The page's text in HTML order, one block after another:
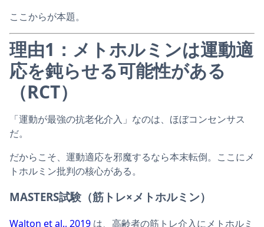
ここからが本題。
理由1：メトホルミンは運動適
応を鈍らせる可能性がある
（RCT）
「運動が最強の抗老化介入」なのは、ほぼコンセンサス
だ。
だからこそ、運動適応を邪魔するなら本末転倒。ここにメ
トホルミン批判の核心がある。
MASTERS試験（筋トレ×メトホルミン）
Walton et al., 2019 は、高齢者の筋トレ介入にメトホルミ